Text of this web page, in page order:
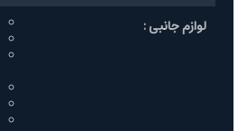
لوازم جانبی :